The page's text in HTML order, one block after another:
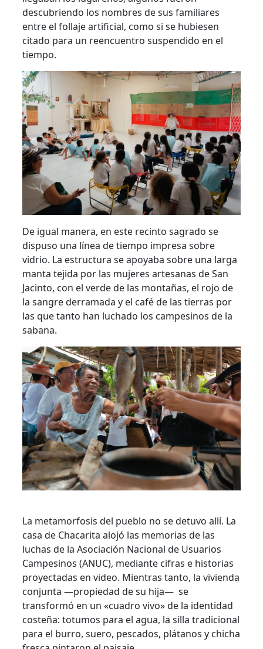
descubriendo los nombres de sus familiares
entre el follaje artificial, como si se hubiesen
citado para un reencuentro suspendido en el
tiempo.
De igual manera, en este recinto sagrado se
dispuso una línea de tiempo impresa sobre
vidrio. La estructura se apoyaba sobre una larga
manta tejida por las mujeres artesanas de San
Jacinto, con el verde de las montañas, el rojo de
la sangre derramada y el café de las tierras por
las que tanto han luchado los campesinos de la
sabana.
La metamorfosis del pueblo no se detuvo allí. La
casa de Chacarita alojó las memorias de las
luchas de la Asociación Nacional de Usuarios
Campesinos (ANUC), mediante cifras e historias
proyectadas en video. Mientras tanto, la vivienda
conjunta —propiedad de su hija— se
transformó en un «cuadro vivo» de la identidad
costeña: totumos para el agua, la silla tradicional
para el burro, suero, pescados, plátanos y chicha